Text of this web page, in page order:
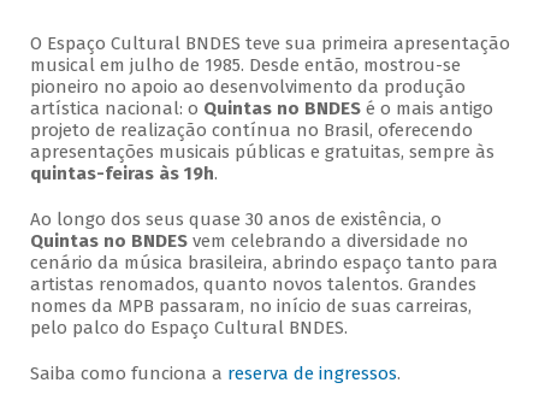
O Espaço Cultural BNDES teve sua primeira apresentação
musical em julho de 1985. Desde então, mostrou-se
pioneiro no apoio ao desenvolvimento da produção
artística nacional: o Quintas no BNDESé o mais antigo
projeto de realização contínua no Brasil, oferecendo
apresentações musicais públicas e gratuitas, sempre às
quintas-feiras às 19h.
Ao longo dos seus quase 30 anos de existência, o
Quintas no BNDESvem celebrando a diversidade no
cenário da música brasileira, abrindo espaço tanto para
artistas renomados, quanto novos talentos. Grandes
nomes da MPB passaram, no início de suas carreiras,
pelo palco do Espaço Cultural BNDES.
Saiba como funciona a reserva de ingressos.